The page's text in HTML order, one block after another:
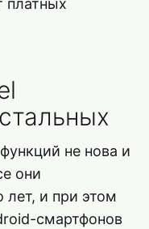
платных
не нова и
они
и при этом
смартфонов